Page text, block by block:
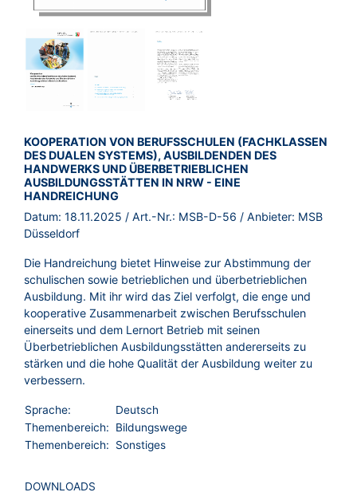
BROSCHÜRE:
KOOPERATION VON BERUFSSCHULEN (FACHKLASSEN
DES DUALEN SYSTEMS), AUSBILDENDEN DES
HANDWERKS UND ÜBERBETRIEBLICHEN
AUSBILDUNGSSTÄTTEN IN NRW - EINE
HANDREICHUNG
Datum: 18.11.2025 / Art.-Nr.: MSB-D-56 / Anbieter: MSB
Düsseldorf
Die Handreichung bietet Hinweise zur Abstimmung der
schulischen sowie betrieblichen und überbetrieblichen
Ausbildung. Mit ihr wird das Ziel verfolgt, die enge und
kooperative Zusammenarbeit zwischen Berufsschulen
einerseits und dem Lernort Betrieb mit seinen
Überbetrieblichen Ausbildungsstätten andererseits zu
stärken und die hohe Qualität der Ausbildung weiter zu
verbessern.
Sprache:
Deutsch
Themenbereich:
Bildungswege
Themenbereich:
Sonstiges
DOWNLOADS